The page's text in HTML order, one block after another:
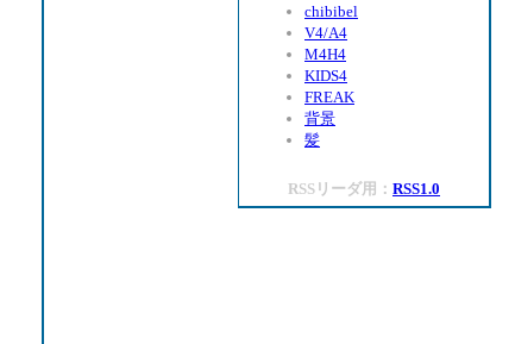
chibibel
V4/A4
M4H4
KIDS4
FREAK
背景
髪
RSSリーダ用： RSS1.0